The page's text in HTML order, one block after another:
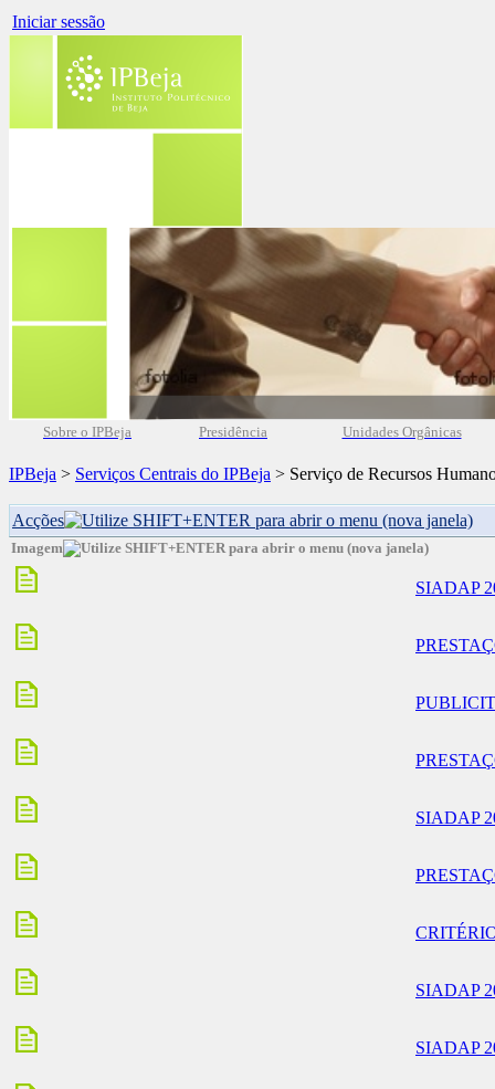
Iniciar sessão
Sobre o IPBeja Presidência Unidades Orgânicas
IPBeja > Serviços Centrais do IPBeja > Serviço de Recursos
Acções
Imagem
SIADAP
SIADAP
SIADAP
SIADAP